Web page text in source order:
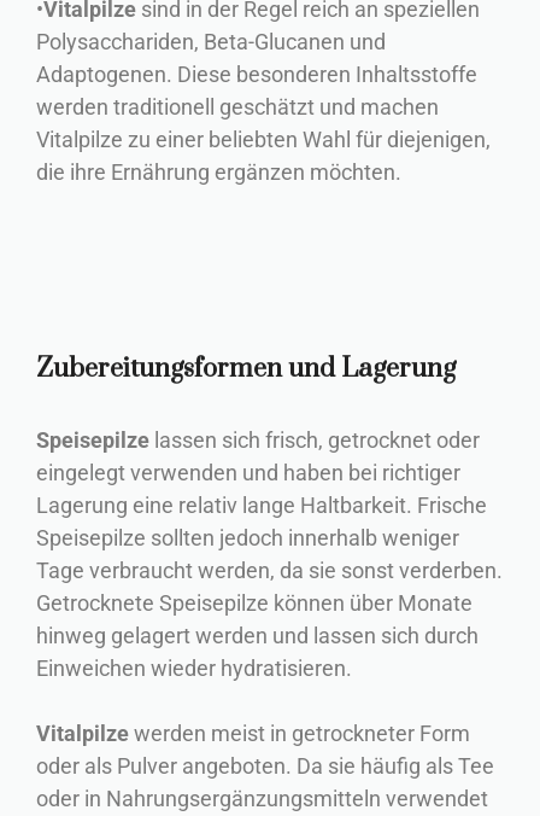
•Vitalpilze sind in der Regel reich an speziellen
Polysacchariden, Beta-Glucanen und
Adaptogenen. Diese besonderen Inhaltsstoffe
werden traditionell geschätzt und machen
Vitalpilze zu einer beliebten Wahl für diejenigen,
die ihre Ernährung ergänzen möchten.
Zubereitungsformen und Lagerung
Speisepilze lassen sich frisch, getrocknet oder
eingelegt verwenden und haben bei richtiger
Lagerung eine relativ lange Haltbarkeit. Frische
Speisepilze sollten jedoch innerhalb weniger
Tage verbraucht werden, da sie sonst verderben.
Getrocknete Speisepilze können über Monate
hinweg gelagert werden und lassen sich durch
Einweichen wieder hydratisieren.
Vitalpilzewerden meist in getrockneter Form
oder als Pulver angeboten. Da sie häufig als Tee
oder in Nahrungsergänzungsmitteln verwendet